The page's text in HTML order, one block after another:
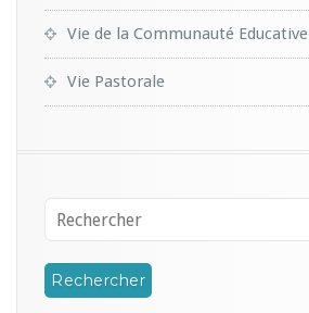
Vie de la Communauté Educative
Vie Pastorale